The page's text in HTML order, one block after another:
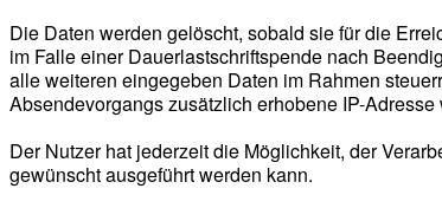
Die Daten werden gelöscht, sobald sie für die
im Falle einer Dauerlastschriftspende nach
alle weiteren eingegeben Daten im Rahmen
Absendevorgangs zusätzlich erhobene IP-
Der Nutzer hat jederzeit die Möglichkeit, der
gewünscht ausgeführt werden kann.